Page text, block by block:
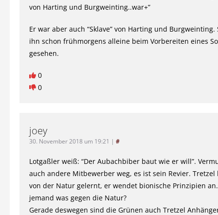
von Harting und Burgweinting..war+”
Er war aber auch “Sklave” von Harting und Burgweinting.
ihn schon frühmorgens alleine beim Vorbereiten eines
gesehen.
0
0
joey
30. November 2018 um 19:21 | #
Lotgaßler weiß: “Der Aubachbiber baut wie er will”.
auch andere Mitbewerber weg, es ist sein Revier.
von der Natur gelernt, er wendet bionische Prinzipien
jemand was gegen die Natur?
Gerade deswegen sind die Grünen auch Tretzel